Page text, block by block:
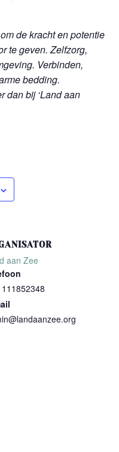
de kracht en potentie
te geven. Zelfzorg,
Verbinden,
bedding.
dan bij ‘Land aan
aan Zee
111852348